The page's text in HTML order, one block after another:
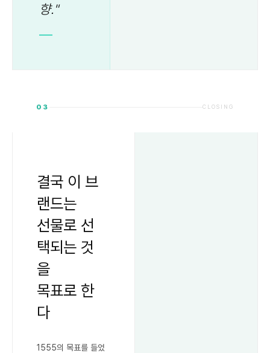
향."
03 CLOSING
결국 이 브
랜드는
선물로 선
택되는 것
을
목표로 한
다
1555의 목표를 들었